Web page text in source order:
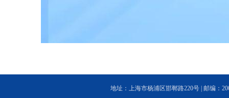
地址：上海市杨浦区邯郸路220号 | 邮编：